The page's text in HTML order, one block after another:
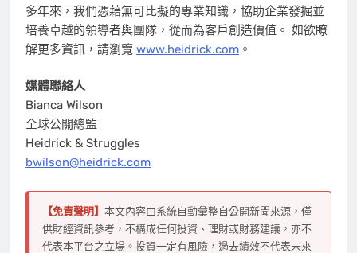
多年來，我們憑藉無可比擬的專業知識，協助企業發掘並
培養卓越的領導者與團隊，從而為客戶創造價值。 如欲瞭
解更多資訊，請瀏覽 www.heidrick.com 。
媒體聯絡人
Bianca Wilson
全球公關總監
Heidrick & Struggles
bwilson@heidrick.com
【免責聲明】 本文內容由系統自動彙整自公開新聞來源，僅
供財經資訊參考，不構成任何投資、理財或財務建議，亦不
代表本平台之立場。投資一定有風險，過去績效不代表未來